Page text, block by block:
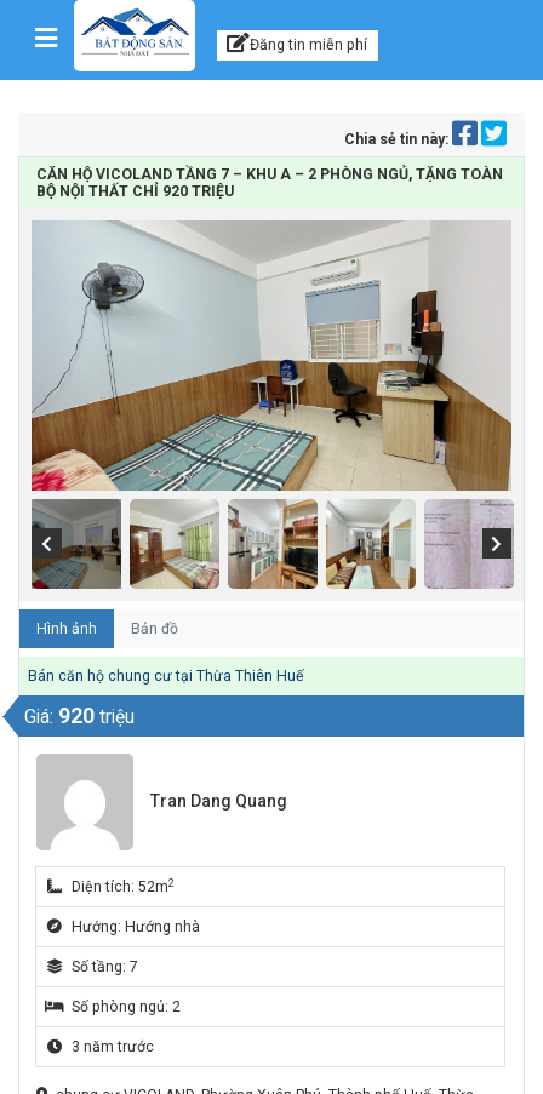
Skip to content Kênh thông tin, tư vấn
Đăng tin miễn phí
Chia sẻ tin này:
CĂN HỘ VICOLAND TẦNG 7 – KHU A – 2 PHÒNG NGỦ, TẶNG TOÀN
BỘ NỘI THẤT CHỈ 920 TRIỆU
Hình ảnh Bản đồ
Bán căn hộ chung cư tại Thừa Thiên Huế
Giá: 920 triệu
Tran Dang Quang
Diện tích: 52m2
Hướng: Hướng nhà
Số tầng: 7
Số phòng ngủ: 2
3 năm trước